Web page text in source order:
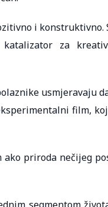
i konstruktivno.
za
usmjeravaju
film,
priroda nečijeg